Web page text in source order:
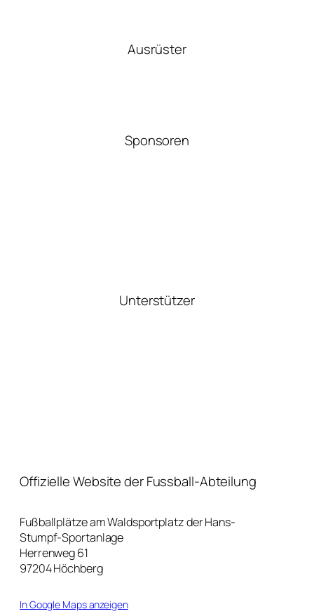
Ausrüster
Sponsoren
Unterstützer
Offizielle Website der Fussball-Abteilung
Fußballplätze am Waldsportplatz der Hans-
Stumpf-Sportanlage
Herrenweg 61
97204 Höchberg
In Google Maps anzeigen